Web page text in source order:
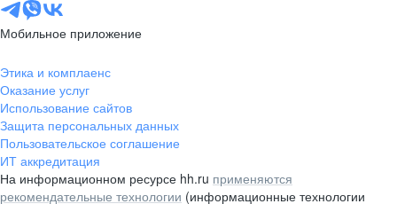
Мобильное приложение
Этика и комплаенс
Оказание услуг
Использование сайтов
Защита персональных данных
Пользовательское соглашение
ИТ аккредитация
На информационном ресурсе hh.ru применяются
рекомендательные технологии (информационные технологии